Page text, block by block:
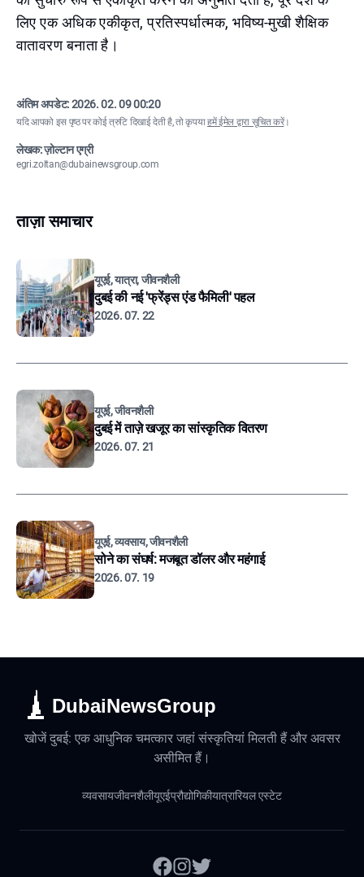
लिए एक अधिक एकीकृत, प्रतिस्पर्धात्मक, भविष्य-मुखी शैक्षिक
वातावरण बनाता है।
अंतिम अपडेट:2026. 02. 09 00:20
यदि आपको इस पृष्ठ पर कोई त्रुटि दिखाई देती है, तो कृपयाहमें ईमेल द्वारा सूचित करें।
लेखक: ज़ोल्टान एग्री
egri.zoltan@dubainewsgroup.com
ताज़ा समाचार
यूएई, यात्रा, जीवनशैली
दुबई की नई 'फ्रेंड्स एंड फैमिली' पहल
2026. 07. 22
यूएई, जीवनशैली
दुबई में ताज़े खजूर का सांस्कृतिक वितरण
2026. 07. 21
यूएई, व्यवसाय, जीवनशैली
सोने का संघर्ष: मजबूत डॉलर और महंगाई
2026. 07. 19
DubaiNewsGroup
खोजें दुबई: एक आधुनिक चमत्कार जहां संस्कृतियां मिलती हैं और अवसर
असीमित हैं।
व्यवसायजीवनशैलीयूएईप्रौद्योगिकीयात्रारियल एस्टेट